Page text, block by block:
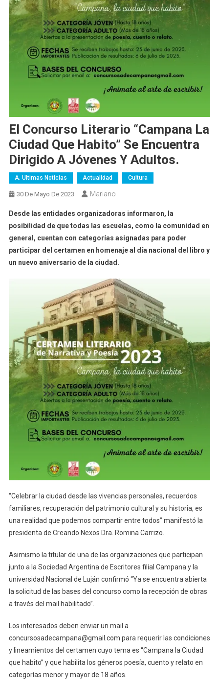
El Concurso Literario “Campana La
Ciudad Que Habito” Se Encuentra
Dirigido A Jóvenes Y Adultos.
A. Ultimas Noticias Actualidad Cultura
30 De Mayo De 2023 Mariano
Desde las entidades organizadoras informaron, la
posibilidad de que todas las escuelas, como la comunidad en
general, cuentan con categorías asignadas para poder
participar del certamen en homenaje al día nacional del libro y
un nuevo aniversario de la ciudad.
“Celebrar la ciudad desde las vivencias personales, recuerdos
familiares, recuperación del patrimonio cultural y su historia, es
una realidad que podemos compartir entre todos” manifestó la
presidenta de Creando Nexos Dra. Romina Carrizo.
Asimismo la titular de una de las organizaciones que participan
junto a la Sociedad Argentina de Escritores filial Campana y la
universidad Nacional de Luján confirmó “Ya se encuentra abierta
la solicitud de las bases del concurso como la recepción de obras
a través del mail habilitado”.
Los interesados deben enviar un mail a
concursosadecampana@gmail.com para requerir las condiciones
y lineamientos del certamen cuyo tema es “Campana la Ciudad
que habito” y que habilita los géneros poesía, cuento y relato en
categorías menor y mayor de 18 años.